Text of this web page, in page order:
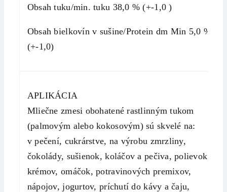
Obsah tuku/min. tuku 38,0 % (+-1,0 )
Obsah bielkovín v sušine/Protein dm Min 5,0 %
(+-1,0)
APLIKÁCIA
Mliečne zmesi obohatené rastlinným tukom
(palmovým alebo kokosovým) sú skvelé na:
v pečení, cukrárstve, na výrobu zmrzliny,
čokolády, sušienok, koláčov a pečiva, polievok,
krémov, omáčok, potravinových premixov,
nápojov, jogurtov, príchutí do kávy a čaju,